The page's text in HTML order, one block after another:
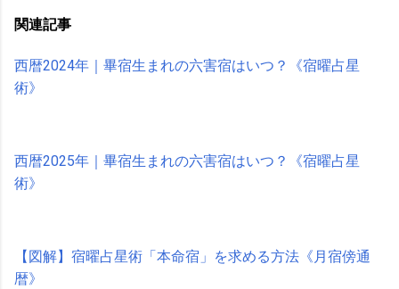
関連記事
西暦2024年｜畢宿生まれの六害宿はいつ？《宿曜占星
術》
西暦2025年｜畢宿生まれの六害宿はいつ？《宿曜占星
術》
【図解】宿曜占星術「本命宿」を求める方法《月宿傍通
暦》